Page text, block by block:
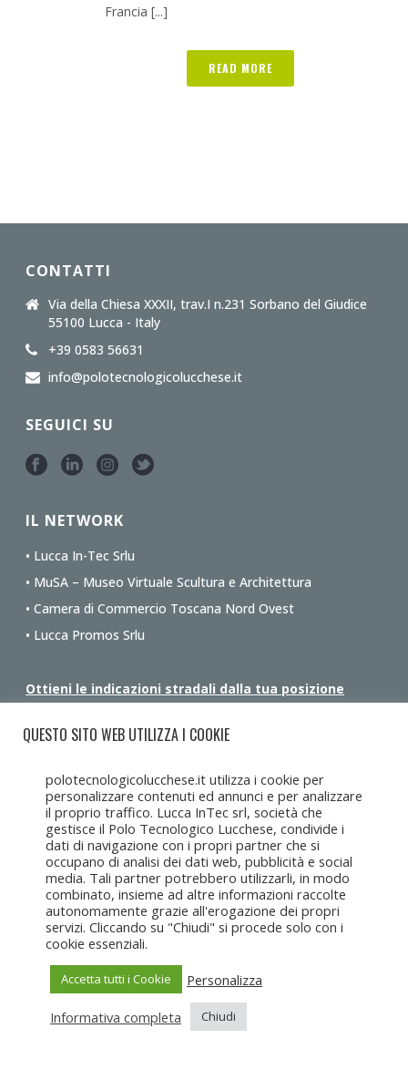
Francia [...]
READ MORE
CONTATTI
Via della Chiesa XXXII, trav.I n.231 Sorbano del Giudice
55100 Lucca - Italy
+39 0583 56631
info@polotecnologicolucchese.it
SEGUICI SU
IL NETWORK
• Lucca In-Tec Srlu
• MuSA – Museo Virtuale Scultura e Architettura
• Camera di Commercio Toscana Nord Ovest
• Lucca Promos Srlu
Ottieni le indicazioni stradali dalla tua posizione
Copyright Lucca Intec © 2017-2025 • Tutti i diritti riservati •
Intec s.r.l.uc/o CCIAA Toscana Nord Ovest, Corte Campana 10, 55100
Privacy Policy
QUESTO SITO WEB UTILIZZA I COOKIE
polotecnologicolucchese.it utilizza i cookie per
personalizzare contenuti ed annunci e per analizzare
il proprio traffico. Lucca InTec srl, società che
gestisce il Polo Tecnologico Lucchese, condivide i
dati di navigazione con i propri partner che si
occupano di analisi dei dati web, pubblicità e social
media. Tali partner potrebbero utilizzarli, in modo
combinato, insieme ad altre informazioni raccolte
autonomamente grazie all'erogazione dei propri
servizi. Cliccando su "Chiudi" si procede solo con i
cookie essenziali.
Accetta tutti i Cookie Personalizza
Informativa completa Chiudi